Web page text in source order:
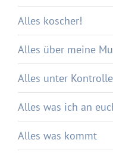
Alles koscher!
Alles über meine
Alles unter
Alles was ich an
Alles was kommt